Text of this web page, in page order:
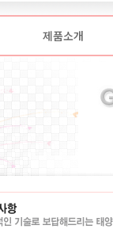
제품소개